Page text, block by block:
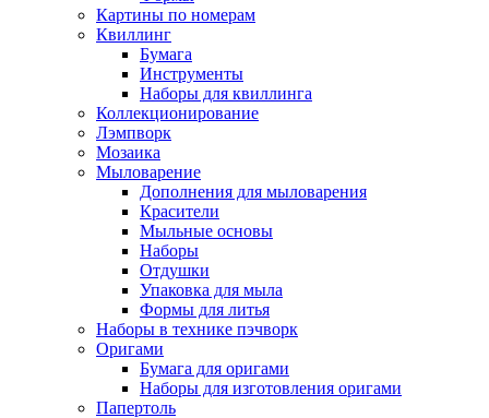
Картины по номерам
Квиллинг
Бумага
Инструменты
Наборы для квиллинга
Коллекционирование
Лэмпворк
Мозаика
Мыловарение
Дополнения для мыловарения
Красители
Мыльные основы
Наборы
Отдушки
Упаковка для мыла
Формы для литья
Наборы в технике пэчворк
Оригами
Бумага для оригами
Наборы для изготовления оригами
Папертоль